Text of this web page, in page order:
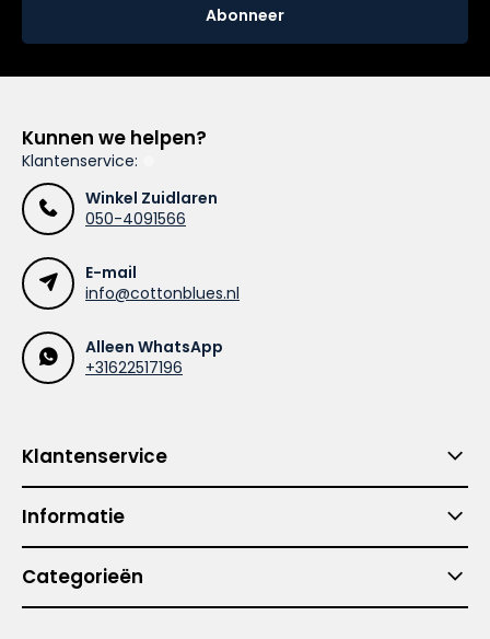
Abonneer
Kunnen we helpen?
Klantenservice:
Winkel Zuidlaren
050-4091566
E-mail
info@cottonblues.nl
Alleen WhatsApp
+31622517196
Klantenservice
Informatie
Categorieën